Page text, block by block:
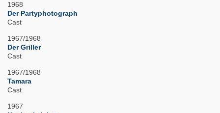
1968
Der Partyphotograph
Cast
1967/1968
Der Griller
Cast
1967/1968
Tamara
Cast
1967